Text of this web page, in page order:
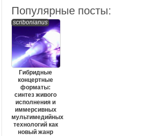
Популярные посты:
scribonianus
Гибридные
концертные
форматы:
синтез живого
исполнения и
иммерсивных
мультимедийных
технологий как
новый жанр